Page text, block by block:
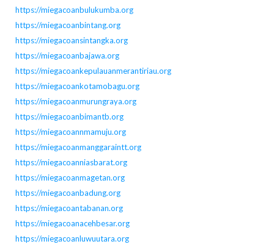
https://miegacoanbulukumba.org
https://miegacoanbintang.org
https://miegacoansintangka.org
https://miegacoanbajawa.org
https://miegacoankepulauanmerantiriau.org
https://miegacoankotamobagu.org
https://miegacoanmurungraya.org
https://miegacoanbimantb.org
https://miegacoannmamuju.org
https://miegacoanmanggaraintt.org
https://miegacoanniasbarat.org
https://miegacoanmagetan.org
https://miegacoanbadung.org
https://miegacoantabanan.org
https://miegacoanacehbesar.org
https://miegacoanluwuutara.org